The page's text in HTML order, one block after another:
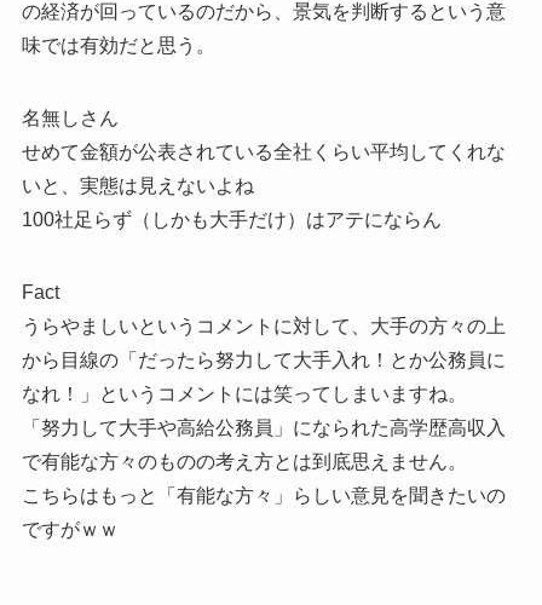
の経済が回っているのだから、景気を判断するという意
味では有効だと思う。
名無しさん
せめて金額が公表されている全社くらい平均してくれな
いと、実態は見えないよね
100社足らず（しかも大手だけ）はアテにならん
Fact
うらやましいというコメントに対して、大手の方々の上
から目線の「だったら努力して大手入れ！とか公務員に
なれ！」というコメントには笑ってしまいますね。
「努力して大手や高給公務員」になられた高学歴高収入
で有能な方々のものの考え方とは到底思えません。
こちらはもっと「有能な方々」らしい意見を聞きたいの
ですがｗｗ